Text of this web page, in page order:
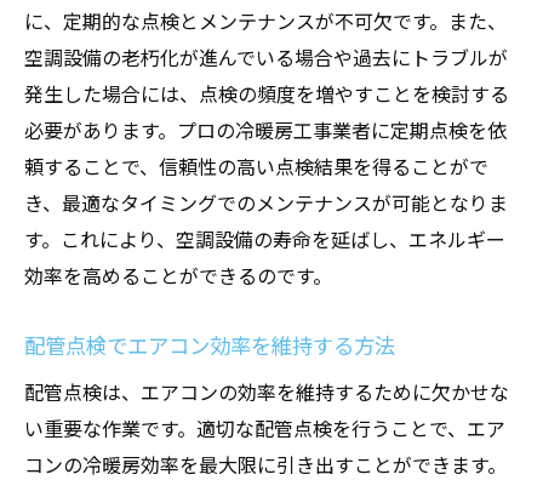
に、定期的な点検とメンテナンスが不可欠です。また、
空調設備の老朽化が進んでいる場合や過去にトラブルが
発生した場合には、点検の頻度を増やすことを検討する
必要があります。プロの冷暖房工事業者に定期点検を依
頼することで、信頼性の高い点検結果を得ることがで
き、最適なタイミングでのメンテナンスが可能となりま
す。これにより、空調設備の寿命を延ばし、エネルギー
効率を高めることができるのです。
配管点検でエアコン効率を維持する方法
配管点検は、エアコンの効率を維持するために欠かせな
い重要な作業です。適切な配管点検を行うことで、エア
コンの冷暖房効率を最大限に引き出すことができます。